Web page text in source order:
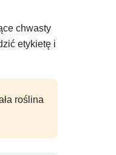
chwasty
etykietę i
roślina